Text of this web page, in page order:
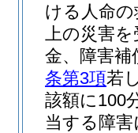
ける人命
上の災害
金、障害
条第3項若
該額に100
当する障